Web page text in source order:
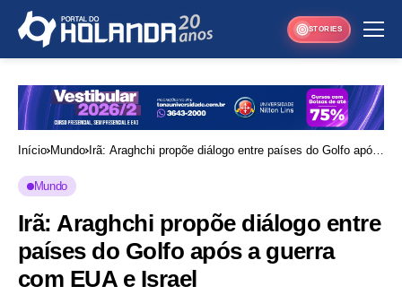
STORIES
Início Mundo Irã: Araghchi propõe diálogo entre países do Golfo após
Mundo
Irã: Araghchi propõe diálogo entre
países do Golfo após a guerra
com EUA e Israel